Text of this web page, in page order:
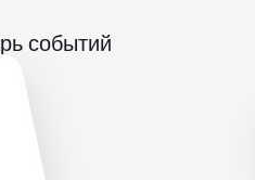
событий